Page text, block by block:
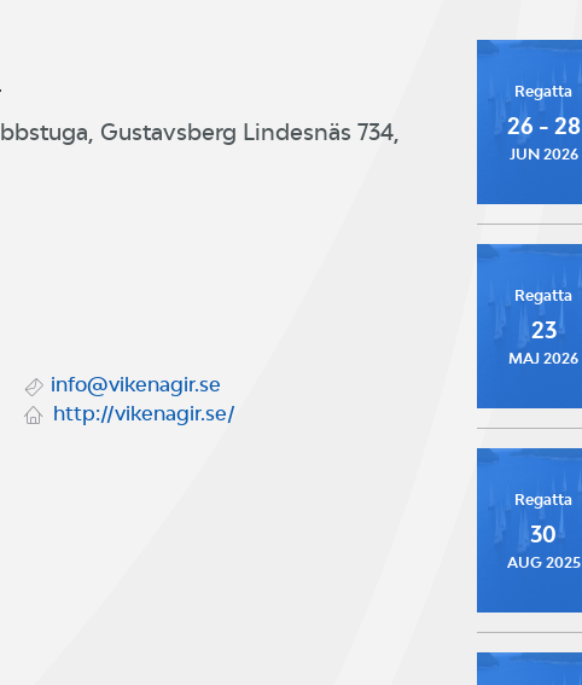
Gustavsberg Lindesnäs 734,
info@vikenagir.se
http://vikenagir.se/
Regatta
26 - 28
JUN 2026
Regatta
23
MAJ 2026
Regatta
30
AUG 2025